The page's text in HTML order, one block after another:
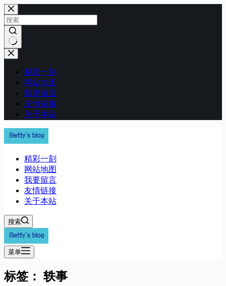
跳
至
内
容
无
精彩一刻
网站地图
我要留言
友情链接
关于本站
精彩一刻
网站地图
我要留言
友情链接
关于本站
搜索
菜单
标签： 轶事